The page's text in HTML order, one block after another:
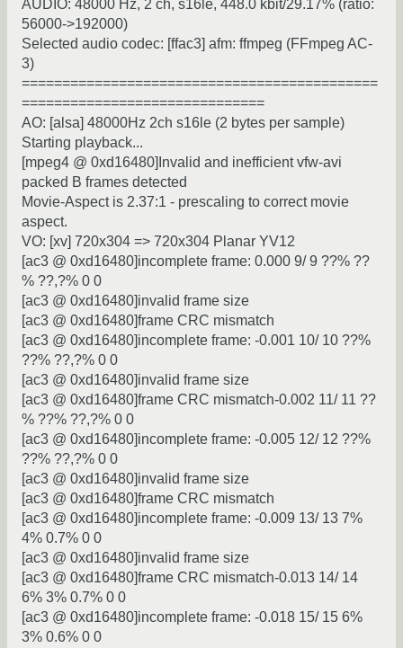
AUDIO: 48000 Hz, 2 ch, s16le, 448.0 kbit/29.17% (ratio:
56000->192000)
Selected audio codec: [ffac3] afm: ffmpeg (FFmpeg AC-
3)
============================================
==============================
AO: [alsa] 48000Hz 2ch s16le (2 bytes per sample)
Starting playback...
[mpeg4 @ 0xd16480]Invalid and inefficient vfw-avi
packed B frames detected
Movie-Aspect is 2.37:1 - prescaling to correct movie
aspect.
VO: [xv] 720x304 => 720x304 Planar YV12
[ac3 @ 0xd16480]incomplete frame: 0.000 9/ 9 ??% ??
% ??,?% 0 0
[ac3 @ 0xd16480]invalid frame size
[ac3 @ 0xd16480]frame CRC mismatch
[ac3 @ 0xd16480]incomplete frame: -0.001 10/ 10 ??%
??% ??,?% 0 0
[ac3 @ 0xd16480]invalid frame size
[ac3 @ 0xd16480]frame CRC mismatch-0.002 11/ 11 ??
% ??% ??,?% 0 0
[ac3 @ 0xd16480]incomplete frame: -0.005 12/ 12 ??%
??% ??,?% 0 0
[ac3 @ 0xd16480]invalid frame size
[ac3 @ 0xd16480]frame CRC mismatch
[ac3 @ 0xd16480]incomplete frame: -0.009 13/ 13 7%
4% 0.7% 0 0
[ac3 @ 0xd16480]invalid frame size
[ac3 @ 0xd16480]frame CRC mismatch-0.013 14/ 14
6% 3% 0.7% 0 0
[ac3 @ 0xd16480]incomplete frame: -0.018 15/ 15 6%
3% 0.6% 0 0